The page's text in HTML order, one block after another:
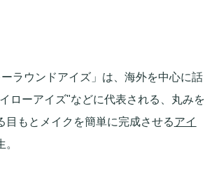
ラウンドアイズ」は、海外を中心に話
ローアイズ"などに代表される、丸みを
目もとメイクを簡単に完成させるアイ